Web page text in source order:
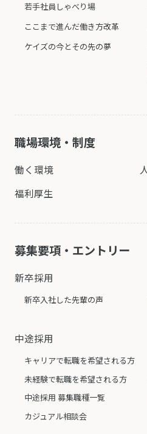
若手社員しゃべり場
ここまで進んだ働き方改革
ケイズの今とその先の夢
職場環境・制度
働く環境
福利厚生
募集要項・エントリー
新卒採用
新卒入社した先輩の声
中途採用
キャリアで転職を希望される方
未経験で転職を希望される方
中途採用 募集職種一覧
カジュアル相談会